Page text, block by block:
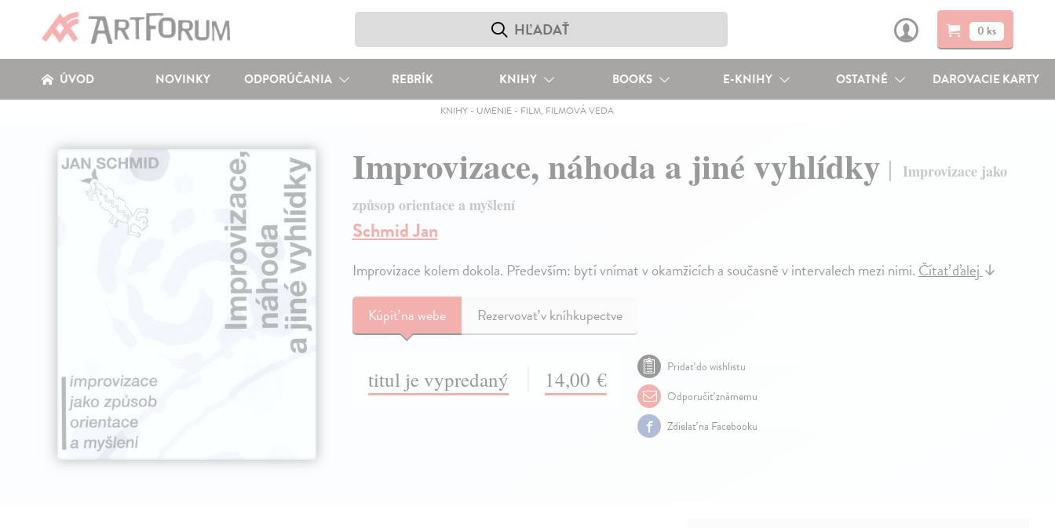
0 ks
ÚVOD NOVINKY ODPORÚČANIA REBRÍK KNIHY BOOKS E-KNIHY OSTATNÉ DAROVACIE KARTY
KNIHY - UMENIE - FILM, FILMOVÁ VEDA
Improvizace, náhoda a jiné vyhlídky
Improvizace jako
způsop orientace a myšlení
Schmid Jan
Improvizace kolem dokola. Především: bytí vnímat v okamžicích a současně v intervalech mezi nimi.Čítať ďalej↓
Kúpiťna webe Rezervovať v kníhkupectve
titul je vypredaný 14,00 €
Pridať do wishlistu
Odporučiť známemu
Zdielať na Facebooku